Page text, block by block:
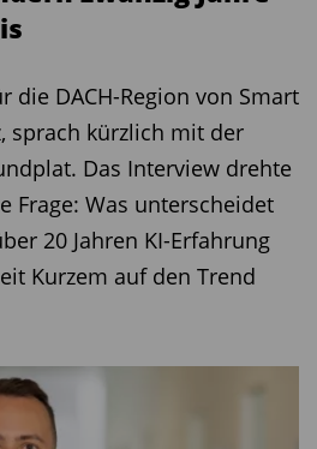
einem guten ESG-
und Verbesserungswille
beides ist bei Total im
Ölunternehmen der
Sie sich von
Portfolio?
zu sein, sondern weil wir
für den Anleger auch
die DACH-Region von Smart
sprach kürzlich mit der
Das Interview drehte
Frage: Was unterscheidet
20 Jahren KI-Erfahrung
Kurzem auf den Trend